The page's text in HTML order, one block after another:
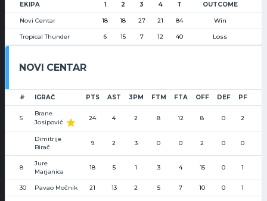
EKIPA 1 2 3 4 T OUTCOME
Novi Centar 18 18 27 21 84 Win
Tropical Thunder 6 15 7 12 40 Loss
NOVI CENTAR
# IGRAČ PTS AST 3PM FTM FTA OFF DEF PF
5
Brane
Josipović
24 4 2 8 12 8 0 2
Dimitrije
Birač
9 2 3 0 0 2 0 0
8
Jure
Marjanica
18 5 1 3 4 15 0 1
30 Pavao Močnik 21 13 2 5 7 10 0 1